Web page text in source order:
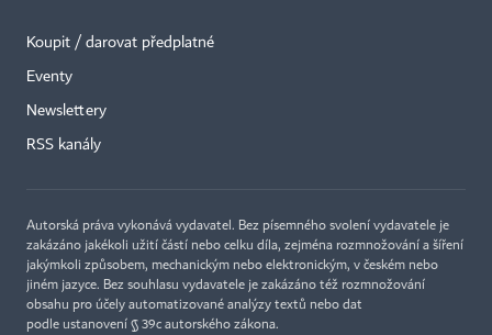
Koupit / darovat předplatné
Eventy
Newslettery
RSS kanály
Autorská práva vykonává vydavatel. Bez písemného svolení vydavatele je
zakázáno jakékoli užití částí nebo celku díla, zejména rozmnožování a šíření
jakýmkoli způsobem, mechanickým nebo elektronickým, v českém nebo
jiném jazyce. Bez souhlasu vydavatele je zakázáno též rozmnožování
obsahu pro účely automatizované analýzy textů nebo dat
podle ustanovení § 39c autorského zákona.